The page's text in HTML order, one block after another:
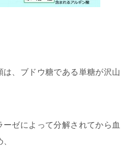
は、ブドウ糖である単糖が沢山
ゼによって分解されてから血